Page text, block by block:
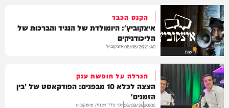
חדשות
הקנס הכבד
איצקוביץ': היומולדת של הנגיד והברכות של
הליכודניקים
21:40
06/08/26איצקוביץ'
הגרלה על חופשת ענק
הצצה לכלא 10 מבפנים: הפודקאסט של 'בין
הזמנים'
20:00
06/08/26יוסי פלד ויצחק מושקוביץ